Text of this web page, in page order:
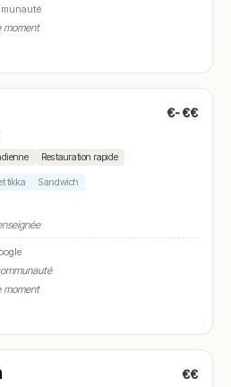
moment
€-€€
Restauration rapide
tikka Sandwich
moment
€€